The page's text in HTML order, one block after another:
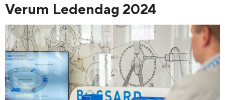
Verum Ledendag 2024